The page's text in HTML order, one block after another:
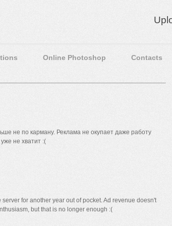
Online Photoshop Contacts
не по карману. Реклама не окупает даже работу
не хватит :(
for another year out of pocket. Ad revenue doesn't
but that is no longer enough :(